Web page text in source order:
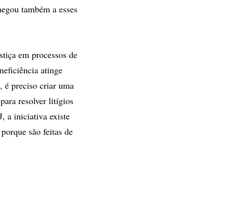
também a esses
em processos de
atinge
é preciso criar uma
resolver litígios
a iniciativa existe
são feitas de